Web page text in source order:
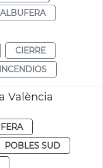
ALBUFERA
CIERRE
València
POBLES SUD